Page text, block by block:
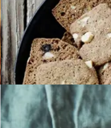
Gem opskrift